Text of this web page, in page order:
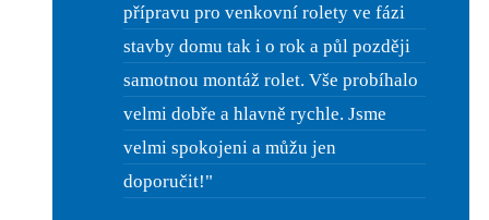
přípravu pro venkovní rolety ve fázi
stavby domu tak i o rok a půl později
samotnou montáž rolet. Vše probíhalo
velmi dobře a hlavně rychle. Jsme
velmi spokojeni a můžu jen
doporučit!"